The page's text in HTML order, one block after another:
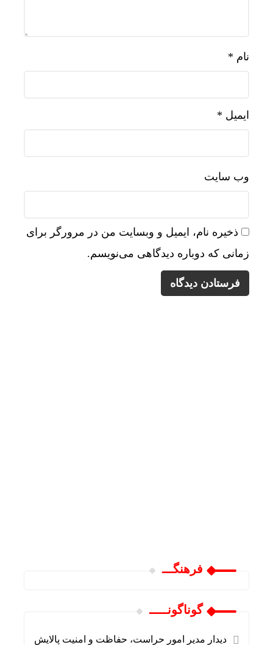
نام *
ایمیل *
وب‌ سایت
ذخیره نام، ایمیل و وبسایت من در مرورگر برای
زمانی که دوباره دیدگاهی می‌نویسم.
فرهنگـــ
گوناگونـــــ
دیدار مدیر امور حراست، حفاظت و امنیت پالایش